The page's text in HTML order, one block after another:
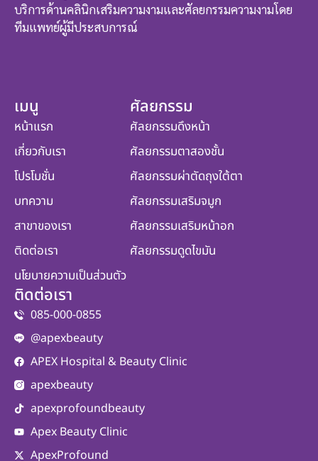
บริการด้านคลินิกเสริมความงามและศัลยกรรมความงามโดย
ทีมแพทย์ผู้มีประสบการณ์
เมนู
หน้าแรก
เกี่ยวกับเรา
โปรโมชั่น
บทความ
สาขาของเรา
ติดต่อเรา
นโยบายความเป็นส่วนตัว
ศัลยกรรม
ศัลยกรรมดึงหน้า
ศัลยกรรมตาสองชั้น
ศัลยกรรมผ่าตัดถุงใต้ตา
ศัลยกรรมเสริมจมูก
ศัลยกรรมเสริมหน้าอก
ศัลยกรรมดูดไขมัน
ติดต่อเรา
085-000-0855
@apexbeauty
APEX Hospital & Beauty Clinic
apexbeauty
apexprofoundbeauty
Apex Beauty Clinic
ApexProfound